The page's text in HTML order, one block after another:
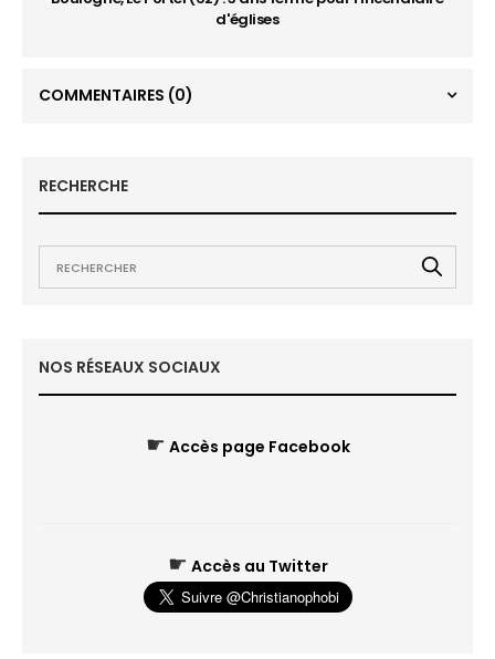
d'églises
COMMENTAIRES (0)
RECHERCHE
NOS RÉSEAUX SOCIAUX
☛ Accès page Facebook
☛ Accès au Twitter